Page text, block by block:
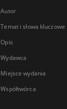
Autor
Temat i słowa kluczowe
Opis
Wydawca
Miejsce wydania
Współtwórca